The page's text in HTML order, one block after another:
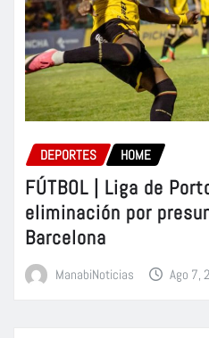
DEPORTES HOME
FÚTBOL | Liga de
eliminación por
Barcelona
ManabiNoticias Ago 7,